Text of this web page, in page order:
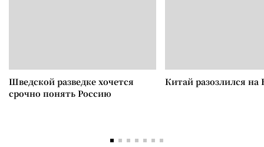
Шведской разведке хочется
срочно понять Россию
Китай разозлился на